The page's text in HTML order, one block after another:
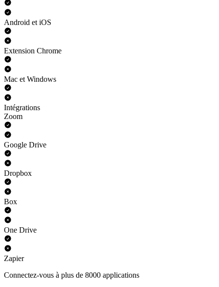
Android et iOS
Extension Chrome
Mac et Windows
Intégrations
Zoom
Google Drive
Dropbox
Box
One Drive
Zapier
Connectez-vous à plus de 8000 applications